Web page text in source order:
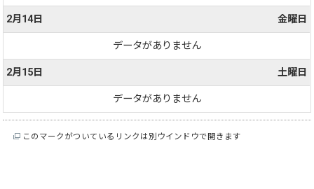
2月14日 金曜日
データがありません
2月15日 土曜日
データがありません
このマークがついているリンクは別ウインドウで開きます